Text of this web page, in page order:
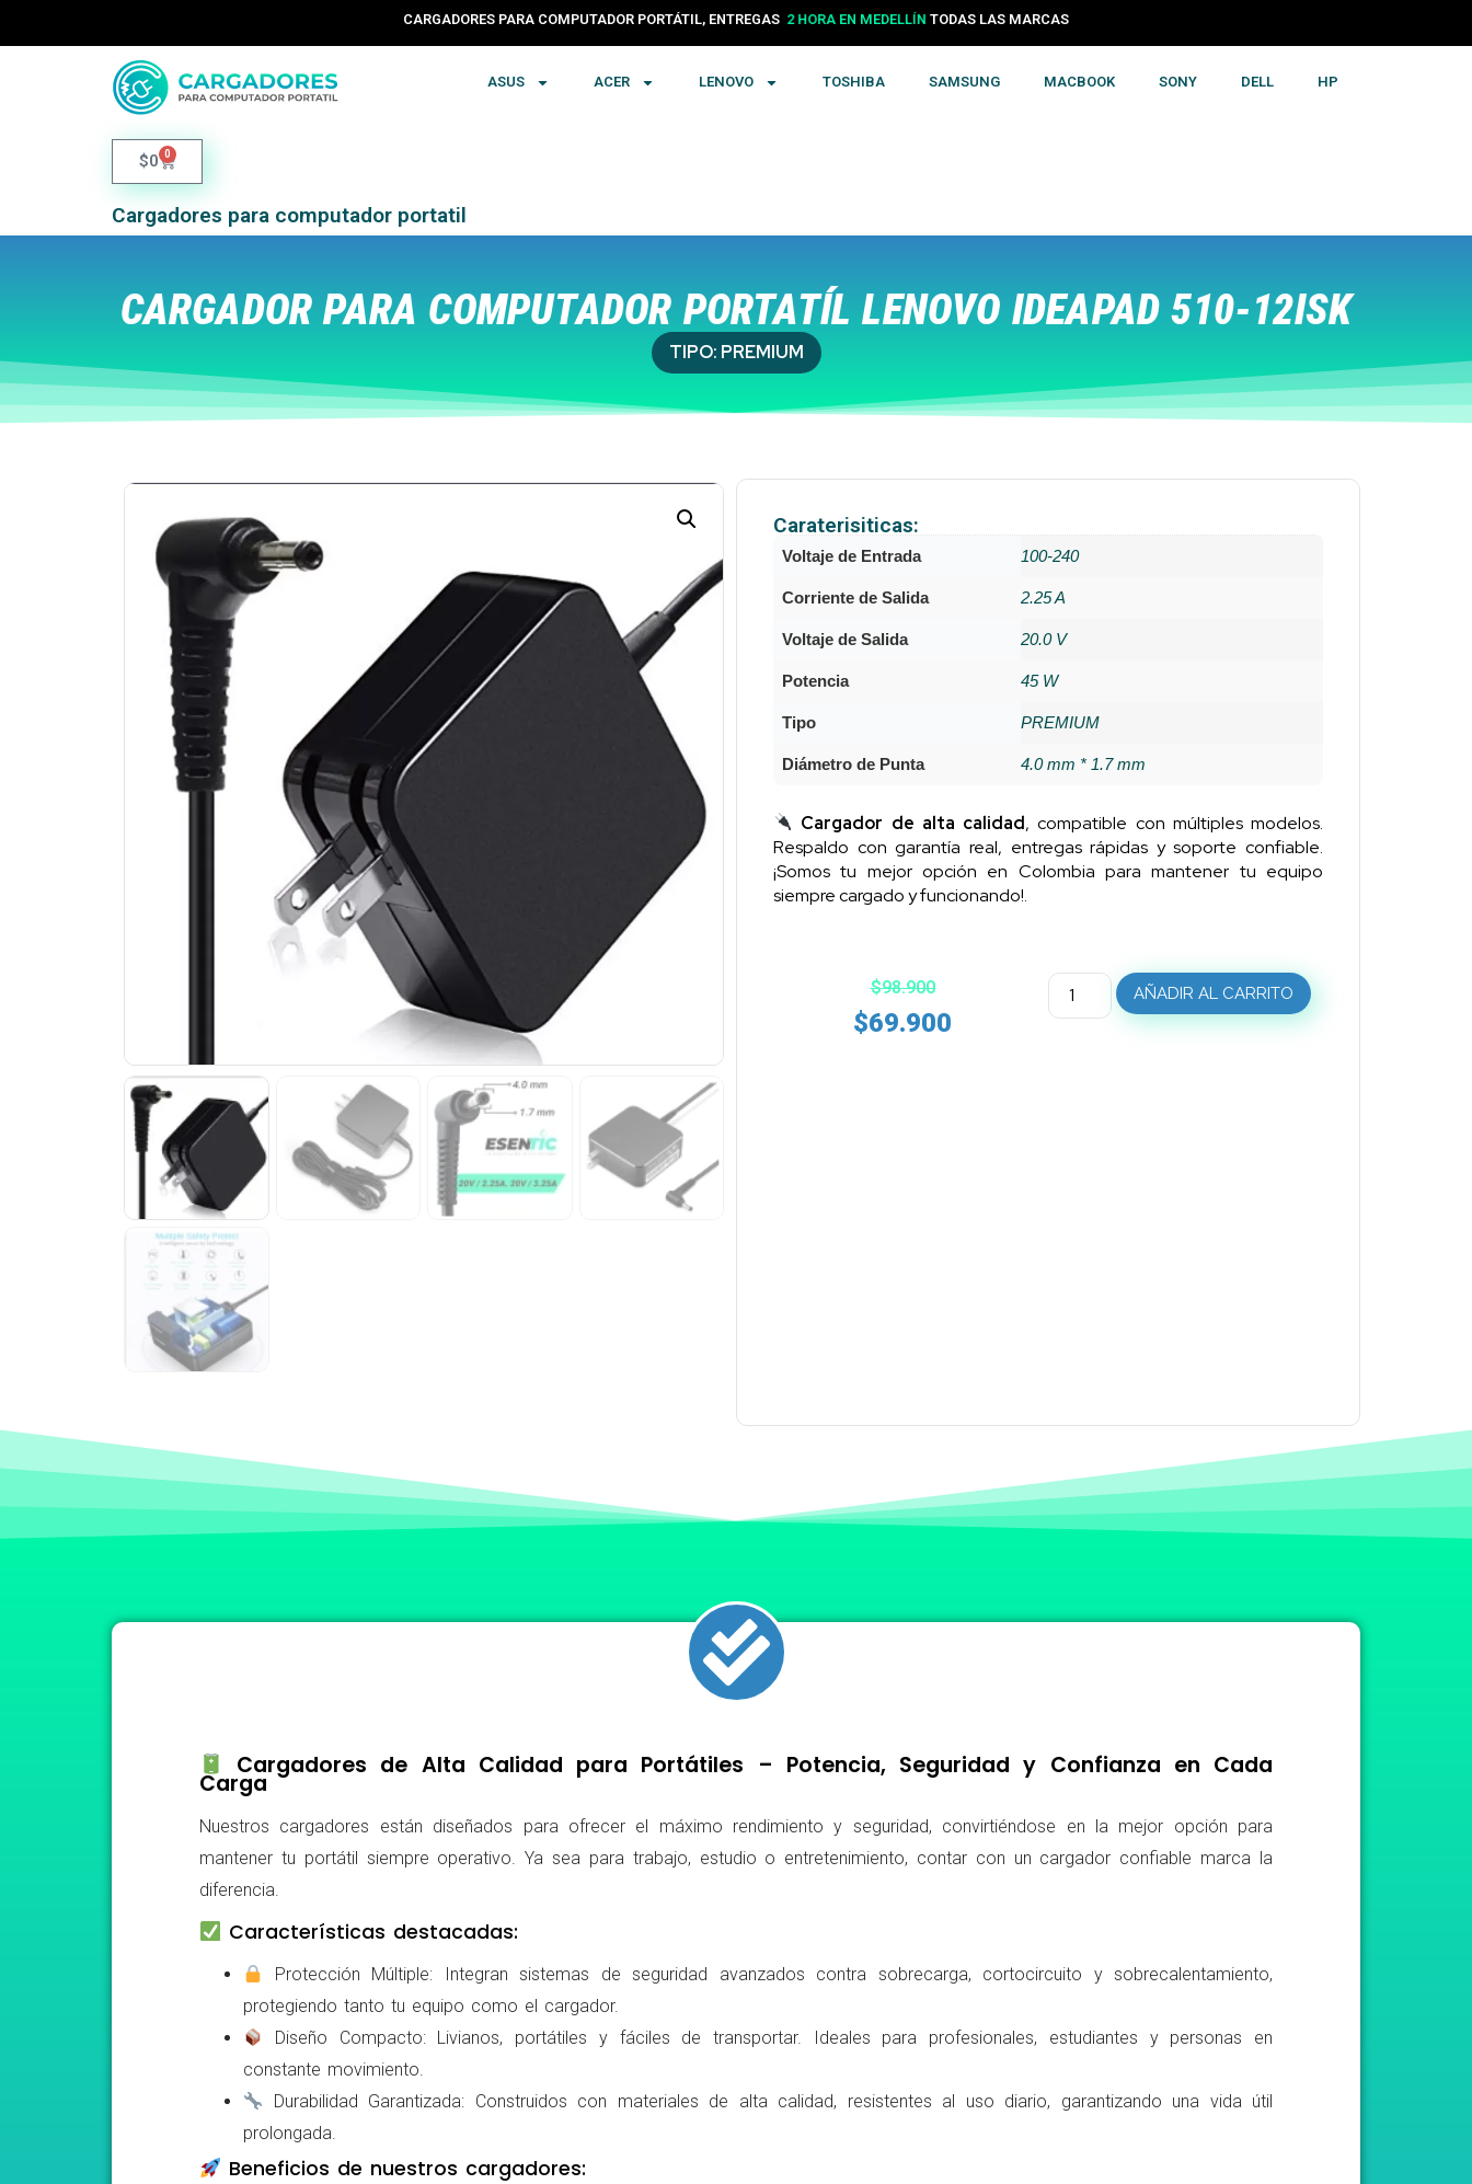
CARGADORES PARA COMPUTADOR PORTÁTIL, ENTREGAS 24 HORAS EN COLOMBIA TODAS LAS MARCAS
ASUS ACER LENOVO TOSHIBA SAMSUNG MACBOOK SONY DELL HP
$0 0
Cargadores para computador portatil
CARGADOR PARA COMPUTADOR PORTATÍL LENOVO IDEAPAD 510-12ISK
TIPO: PREMIUM
Caraterisiticas:
Voltaje de Entrada 100-240
Corriente de Salida 2.25 A
Voltaje de Salida 20.0 V
Potencia 45 W
Tipo PREMIUM
Diámetro de Punta 4.0 mm * 1.7 mm
Cargador de alta calidad, compatible con múltiples modelos.
Respaldo con garantía real, entregas rápidas y soporte confiable.
¡Somos tu mejor opción en Colombia para mantener tu equipo
siempre cargado y funcionando!.
$98.900
$69.900
AÑADIR AL CARRITO
Cargadores de Alta Calidad para Portátiles – Potencia, Seguridad y Confianza en Cada
Carga
Nuestros cargadores están diseñados para ofrecer el máximo rendimiento y seguridad, convirtiéndose en la mejor opción para
mantener tu portátil siempre operativo. Ya sea para trabajo, estudio o entretenimiento, contar con un cargador confiable marca la
diferencia.
Características destacadas:
Protección Múltiple: Integran sistemas de seguridad avanzados contra sobrecarga, cortocircuito y sobrecalentamiento,
protegiendo tanto tu equipo como el cargador.
Diseño Compacto: Livianos, portátiles y fáciles de transportar. Ideales para profesionales, estudiantes y personas en
constante movimiento.
Durabilidad Garantizada: Construidos con materiales de alta calidad, resistentes al uso diario, garantizando una vida útil
prolongada.
Beneficios de nuestros cargadores: